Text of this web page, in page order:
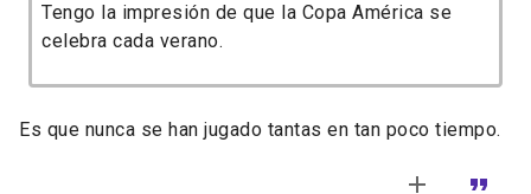
Tengo la impresión de que la Copa América se
celebra cada verano.
Es que nunca se han jugado tantas en tan poco tiempo.